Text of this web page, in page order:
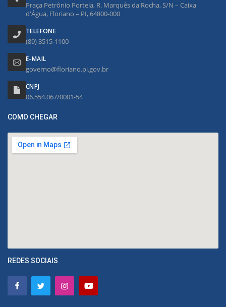
Praça Petrônio Portela, R. Marquês da Rocha, S/N – Caixa
d'Água, Floriano – PI, 64800-000
TELEFONE
(89) 3515-1100
E-MAIL
governo@floriano.pi.gov.br
CNPJ
06.554.067/0001-54
COMO CHEGAR
REDES SOCIAIS